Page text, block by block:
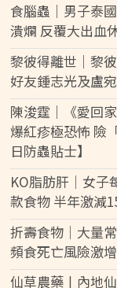
食腦蟲｜男子泰
潰爛 反覆大出血
黎彼得離世｜黎
好友鍾志光及盧
陳浚霆｜《愛回
爆紅疹極恐怖 險
日防蟲貼士】
KO脂肪肝｜女子
款食物 半年激減
折壽食物｜大量
頻食死亡風險激
仙草農藥丨內地